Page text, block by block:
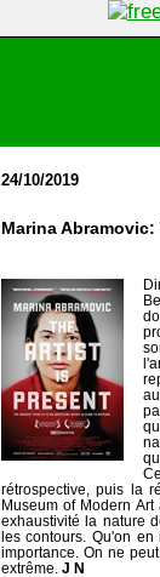
24/10/2019
Marina
rétrospective, puis la
Museum of Modern
exhaustivité la nature
les contours. Qu'on
importance. On ne
extrême. J N